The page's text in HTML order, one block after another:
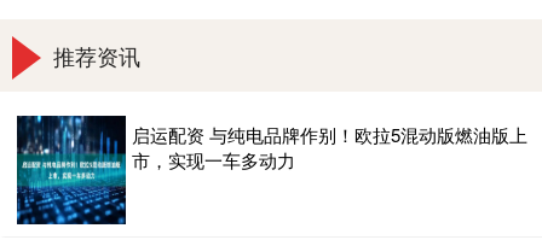
推荐资讯
启运配资 与纯电品牌作别！欧拉5混动版燃油版上
市，实现一车多动力